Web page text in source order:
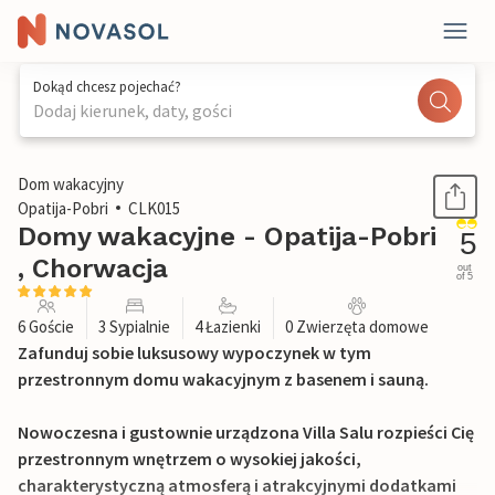
Dokąd chcesz pojechać?
Dodaj kierunek, daty, gości
1 / 33
Dom wakacyjny
Opatija-Pobri
CLK015
Domy wakacyjne - Opatija-Pobri
, Chorwacja
5
out
of 5
6 Goście 3 Sypialnie 4 Łazienki 0 Zwierzęta domowe
Zafunduj sobie luksusowy wypoczynek w tym
przestronnym domu wakacyjnym z basenem i sauną.
Nowoczesna i gustownie urządzona Villa Salu rozpieści Cię
przestronnym wnętrzem o wysokiej jakości,
charakterystyczną atmosferą i atrakcyjnymi dodatkami